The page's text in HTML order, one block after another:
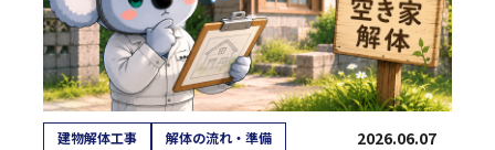
建物解体工事 解体の流れ・準備 2026.06.07